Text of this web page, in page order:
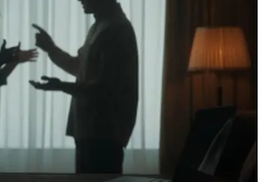
ŽENY - 599 KČ
PŘEDPLATNÉ SVĚT ŽENY +